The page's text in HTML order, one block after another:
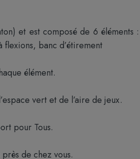
et est composé de 6 éléments :
banc d’étirement
élément.
vert et de l’aire de jeux.
pour Tous.
de chez vous.